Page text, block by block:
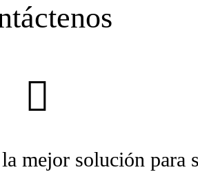
mejor solución para